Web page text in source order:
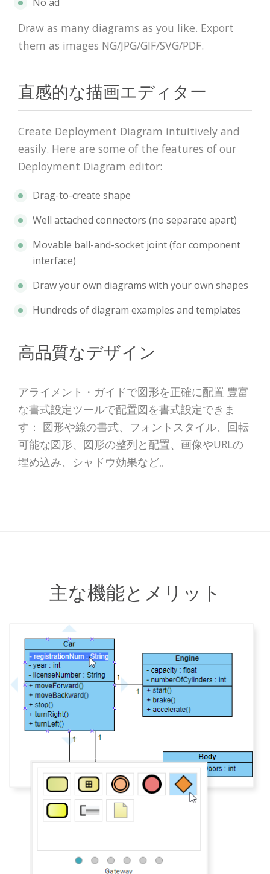
Draw as many diagrams as you like. Export
them as images NG/JPG/GIF/SVG/PDF.
直感的な描画エディター
Create Deployment Diagram intuitively and
easily. Here are some of the features of our
Deployment Diagram editor:
Drag-to-create shape
Well attached connectors (no separate apart)
Movable ball-and-socket joint (for component
interface)
Draw your own diagrams with your own shapes
Hundreds of diagram examples and templates
高品質なデザイン
アライメント・ガイドで図形を正確に配置 豊富
な書式設定ツールで配置図を書式設定できま
す： 図形や線の書式、フォントスタイル、回転
可能な図形、図形の整列と配置、画像やURLの
埋め込み、シャドウ効果など。
主な機能とメリット